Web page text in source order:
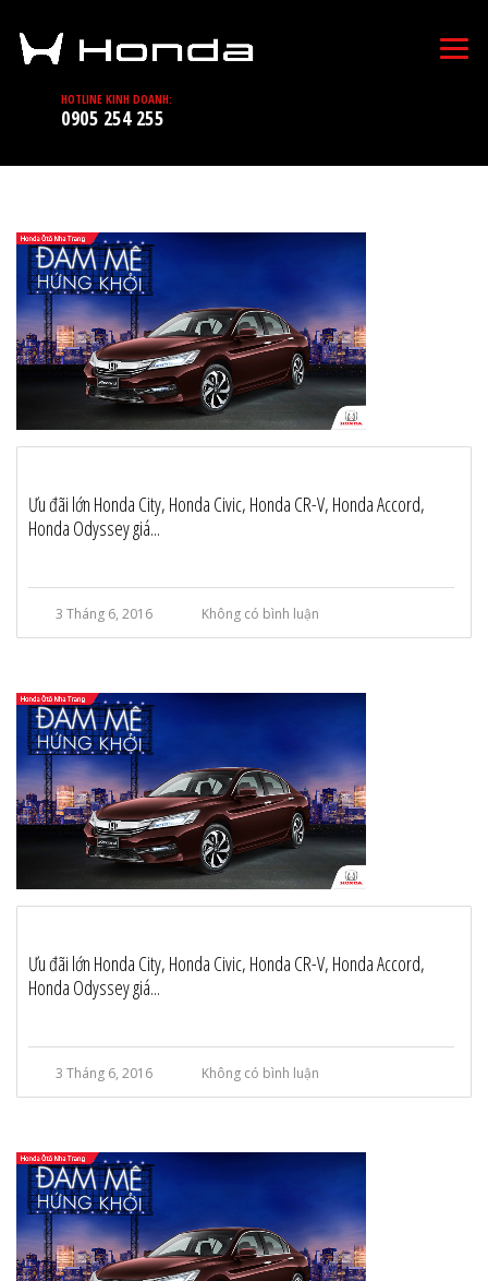
HOTLINE KINH DOANH:
0905 254 255
Ưu đãi lớn Honda City, Honda Civic, Honda CR-V, Honda Accord,
Honda Odyssey giá...
3 Tháng 6, 2016 Không có bình luận
Ưu đãi lớn Honda City, Honda Civic, Honda CR-V, Honda Accord,
Honda Odyssey giá...
3 Tháng 6, 2016 Không có bình luận